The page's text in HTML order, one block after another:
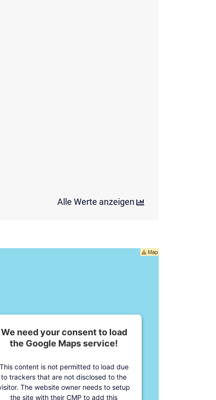
Alle Werte anzeigen
We need your consent to load
the Google Maps service!
This content is not permitted to load due
to trackers that are not disclosed to the
The website owner needs to setup
the site with their CMP to add this